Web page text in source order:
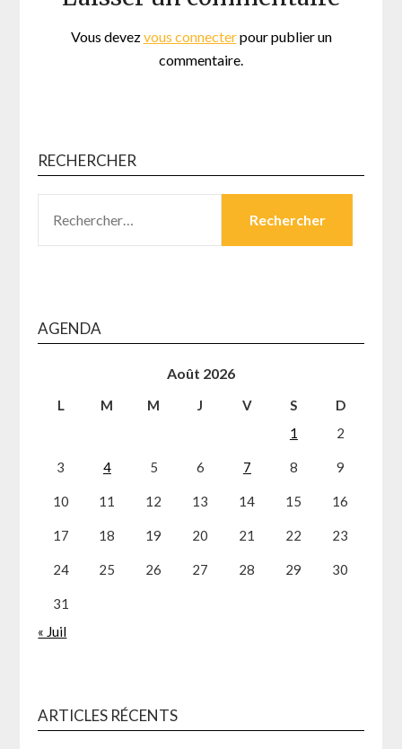
Vous devezvous connecterpour publier un
commentaire.
RECHERCHER
AGENDA
Août 2026
L M M J V S
D
1
2
3 4 5 6 7 8 9
10 11 12 13 14 15 16
17 18 19 20 21 22 23
24 25 26 27 28 29 30
31
« Juil
ARTICLES RÉCENTS